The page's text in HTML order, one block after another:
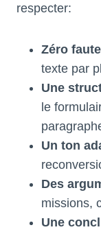
respecter:
Zéro
texte par
Une
le
Un ton
Des
missions,
Une